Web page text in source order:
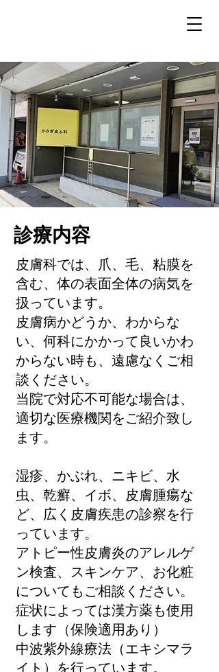
診療内容
​​​​​​​​​​​​皮膚科では、爪、毛、粘膜を
含む、体の表面全体の病気を
扱っています。
皮膚病かどうか、わからな
い、何科にかかって良いかわ
からない時も、遠慮なくご相
談ください。
当院で対応不可能な場合は、
適切な医療機関をご紹介致し
ます。
湿疹、かぶれ、ニキビ、水
虫、乾癬、イボ、皮膚腫瘍な
ど、広く皮膚疾患の診察を行
っています。
アトピー性皮膚炎のアレルゲ
ン検査、スキンケア、お化粧
についてもご相談ください。
症状によっては漢方薬も使用
します（保険適用あり）
中波紫外線療法（エキシマラ
イト）を行っています。